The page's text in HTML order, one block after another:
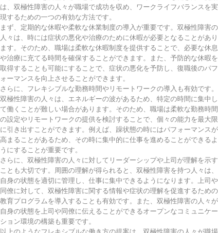
は、双極性障害の人々が職場で成功を収め、ワークライフバランスを実
現するための一つの有効な方法です。
まず、定期的な休暇や柔軟な休業制度の導入が重要です。双極性障害の
人々は、時には症状の悪化や治療のために休暇が必要となることがあり
ます。そのため、職場は柔軟な休暇制度を提供することで、必要な休息
や治療に充てる時間を確保することができます。また、予防的な休暇を
取得することも可能にすることで、症状の悪化を予防し、復職後のパフ
ォーマンスを向上させることができます。
さらに、フレキシブルな勤務時間やリモートワークの導入も有効です。
双極性障害の人々は、エネルギーの波があるため、特定の時間に集中し
て働くことが難しい場合があります。そのため、職場は柔軟な勤務時間
の設定やリモートワークの提供を検討することで、個々の能力を最大限
に引き出すことができます。例えば、躁状態の時にはパフォーマンスが
高まることがあるため、その時に集中的に仕事を進めることができるよ
うにすることが重要です。
さらに、双極性障害の人々に対してリーダーシップや上司が理解を示す
ことも大切です。周囲の理解が得られると、双極性障害を持つ人々は、
自身の状態を適切に管理し、仕事に集中できるようになります。上司や
同僚に対して、双極性障害に関する情報や症状の理解を促進するための
教育プログラムを導入することも有効です。また、双極性障害の人々が
自身の状態を上司や同僚に伝えることができるオープンなコミュニケー
ション環境の構築も重要です。